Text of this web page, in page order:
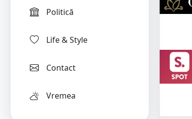
Politică
Life & Style
Contact
Vremea